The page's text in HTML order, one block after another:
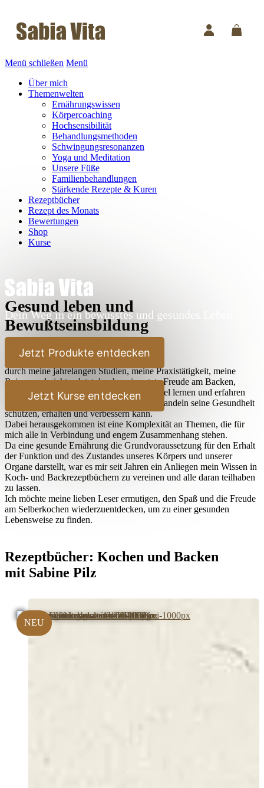
Menü schließen Menü
Über mich
Themenwelten
Ernährungswissen
Körpercoaching
Hochsensibilität
Behandlungsmethoden
Schwingungsresonanzen
Yoga und Meditation
Unsere Füße
Familienbehandlungen
Stärkende Rezepte & Kuren
Rezeptbücher
Rezept des Monats
Bewertungen
Shop
Kurse
Dein Weg in ein bewusstes und gesundes Leben
Jetzt Produkte entdecken
Jetzt Kurse entdecken
Gesund leben und
Bewußtseinsbildung
Lieber Leser,
durch meine jahrelangen Studien, meine Praxistätigkeit, meine
Reisen und nicht zuletzt durch meine stete Freude am Backen,
Kochen und Ausprobieren habe ich sehr viel lernen und erfahren
dürfen, wie der Mensch durch bewußtes Handeln seine Gesundheit
schützen, erhalten und verbessern kann.
Dabei herausgekommen ist eine Komplexität an Themen, die für
mich alle in Verbindung und engem Zusammenhang stehen.
Da eine gesunde Ernährung die Grundvoraussetzung für den Erhalt
der Funktion und des Zustandes unseres Körpers und unserer
Organe darstellt, war es mir seit Jahren ein Anliegen mein Wissen in
Koch- und Backrezeptbüchern zu vereinen und alle daran teilhaben
zu lassen.
Ich möchte meine lieben Leser ermutigen, den Spaß und die Freude
am Selberkochen wiederzuentdecken, um zu einer gesunden
Lebensweise zu finden.
Rezeptbücher: Kochen und Backen
mit Sabine Pilz
NEU